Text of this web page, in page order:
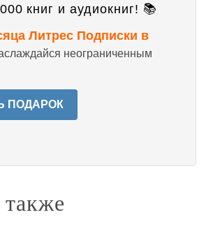
книг и аудиокниг! 📚
Литрес Подписки в
неограниченным
ПОДАРОК